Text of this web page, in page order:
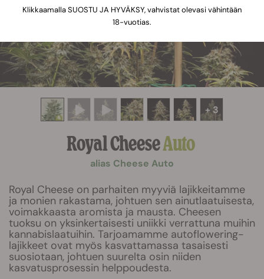
+ 3
Royal CheeseAuto
alias Cheese Auto
Royal Cheese on parhaiten myyviä lajikkeitamme
ja monien rakastama, johtuen sen ainutlaatuisesta,
voimakkaasta aromista ja mausta. Cheesen
tuoksu on yksinkertaisesti uniikki verrattuna muihin
kannabislaatuihin. Tarjoamamme autoflowering-
lajikkeet ovat myös kasvattamassa tasaisesti
suosiotaan, johtuen suurelta osin niiden
kasvatusprosessin helppoudesta.
Klikkaamalla SUOSTU JA HYVÄKSY, vahvistat olevasi vähintään
18-vuotias.